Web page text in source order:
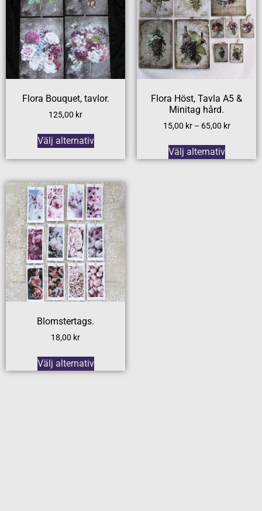
Flora Bouquet, tavlor.
125,00 kr
Välj alternativ
Flora Höst, Tavla A5 &
Minitag hård.
15,00 kr – 65,00 kr
Välj alternativ
Blomstertags.
18,00 kr
Välj alternativ